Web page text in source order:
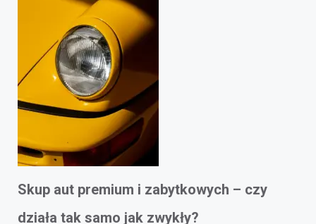
Skup aut premium i zabytkowych – czy
działa tak samo jak zwykły?